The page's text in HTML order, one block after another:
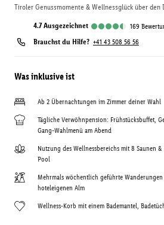
Tiroler Genussmomente & Wellnessglück über
4.7 ausgezeichnet 169
Brauchst du Hilfe? +41 43 508 56 56
Was inklusive ist
Ab 2 Übernachtungen im Zimmer deiner Wahl
Tägliche Verwöhnpension: Frühstücksbuffet,
Gang-Wahlmenü am Abend
Nutzung des Wellnessbereichs mit 8 Saunen
Pool
Mehrmals wöchentlich geführte
hoteleigenen Alm
Wellness-Korb mit einem Bademantel,